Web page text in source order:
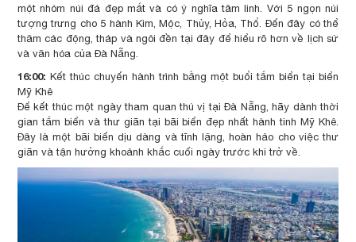
một nhóm núi đá đẹp mắt và có ý nghĩa tâm linh. Với 5 ngọn núi
tượng trưng cho 5 hành Kim, Mộc, Thủy, Hỏa, Thổ. Đến đây có thể
thăm các động, tháp và ngôi đền tại đây để hiểu rõ hơn về lịch sử
và văn hóa của Đà Nẵng.
16:00: Kết thúc chuyến hành trình bằng một buổi tắm biển tại biển
Mỹ Khê
Để kết thúc một ngày tham quan thú vị tại Đà Nẵng, hãy dành thời
gian tắm biển và thư giãn tại bãi biển đẹp nhất hành tinh Mỹ Khê.
Đây là một bãi biển dịu dàng và tĩnh lặng, hoàn hảo cho việc thư
giãn và tận hưởng khoảnh khắc cuối ngày trước khi trở về.